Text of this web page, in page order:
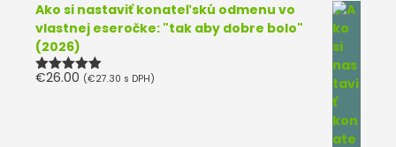
Ako si nastaviť konateľskú odmenu vo
vlastnej eseročke: "tak aby dobre bolo"
(2026)
Hodnotenie
€26.00 (€27.30 s DPH)